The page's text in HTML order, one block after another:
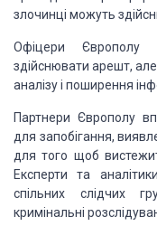
злочинці можуть
Офіцери
здійснювати арешт,
аналізу і поширення
Партнери Європолу
для запобігання,
для того щоб
Експерти та
спільних слідчих
кримінальні